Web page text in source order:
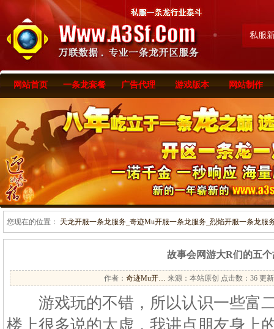
私服
网站首页 一条龙套餐 广告代理 游戏版本 网站制作
您现在的位置： 天龙开服一条龙服务_奇迹Mu开服一条龙服务_烈焰开服一条龙服
故事会网游大R们的五个
作者： 奇迹Mu开… 来源：本站原创 点击数： 36 更
游戏玩的不错，所以认识一些富
楼上很多说的太虚，我讲点朋友身上